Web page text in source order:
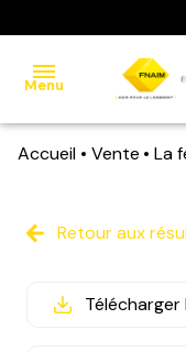
Menu
ventes
estimation
Accueil Vente La
Retour aux
Télécharger